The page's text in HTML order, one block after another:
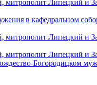
Липецкий и
в кафедральном
Липецкий и
Липецкий и
Богородицком